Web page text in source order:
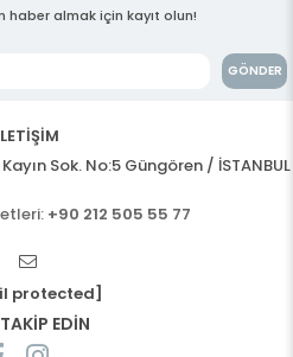
haber almak için kayıt olun!
GÖNDER
Sok. No:5 Güngören / İSTANBUL
+90 212 505 55 77
protected]
EDİN